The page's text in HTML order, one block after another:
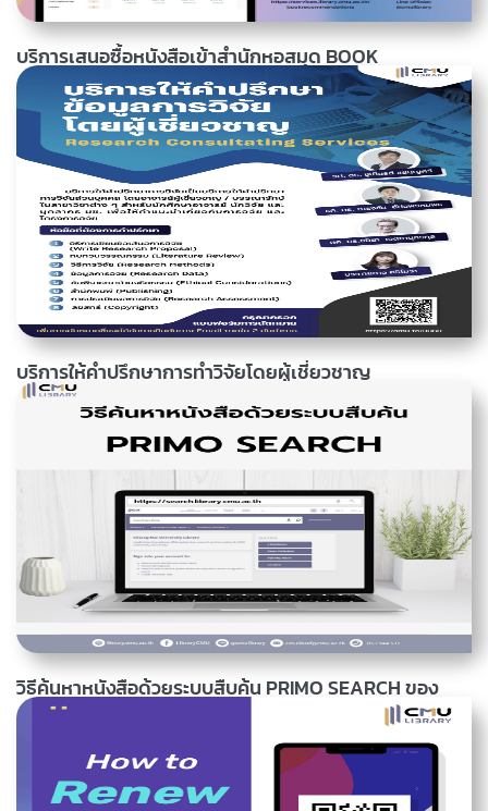
บริการเสนอซื้อหนังสือเข้าสำนักหอสมุด BOOK
RECOMMENDATION PLUS+
สำนักหอสมุดให้บริการเสนอซื้อหนังสือเข้าสำนักหอสมุด BOOK
RECOMMENDATION PLUS+ เป็นการเสนอรายชื่อหนังสือเพื่อพิจารณาจัด
ซื้อเข้าห้องสมุด สำหรับนักศึกษา อาจารย์ นักวิจัย และบุคลากรของ
มหาวิทยาลัยเชียงใหม่ สามารถคัดเลือกหนังสือทั้งภาษาไทยและภาษาต่าง
ประเทศที่มีเนื้อหาสอดคล้องกับหลักสูตรการเรียนการสอนทุกสาขาวิชา และ
การวิจัย กว่า 10,000 เล่ม ผ่าน 3 ช่องทาง 1. CMU MOBILE เลือก 2....
29 เมษายน 2568, 13.38 น. อ่านเพิ่มเติม
บริการให้คำปรึกษาการทำวิจัยโดยผู้เชี่ยวชาญ
(Research Consultation Service)
สำนักหอสมุดบริการให้คำปรึกษาข้อมูลการวิจัยโดยผู้เชี่ยวชาญ (Research
Consultation Service) โดยคณาจารย์และบรรณารักษ์ ผู้เชี่ยวชาญให้คำ
ปรึกษาด้านงานวิจัย สำหรับนักศึกษา อาจารย์ นักวิจัย และบุคลากร
มหาวิทยาลัยเชียงใหม่ เพื่อให้คำแนะนำเกี่ยวกับการวิจัย และโครงการวิจัย
สนใจขอรับบริการ ได้ที่ https://cmu.to/RCSR ผู้เชี่ยวชาญ : รอง
ศาสตราจารย์ ดร. ณรงชัย อัศวพรหมพร ภาควิชารังสีวิทยา คณะ
แพทยศาสตร์...
06 มีนาคม 2568, 14.31 น.
วิธีค้นหาหนังสือด้วยระบบสืบค้น PRIMO SEARCH ของ
สำนักหอสมุดและห้องสมุดคณะ
ระบบสืบค้น PRIMO SEARCH เข้าใช้บริการ ได้ที่
https://search.lib.cmu.ac.th สำหรับนักศึกษา อาจารย์ และบุคลากร